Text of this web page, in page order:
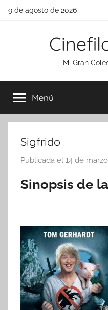
Saltar
9 de agosto de 2026
Mi Gran
Menú
Sigfrido
Publicada el 14 de
Sinopsis de